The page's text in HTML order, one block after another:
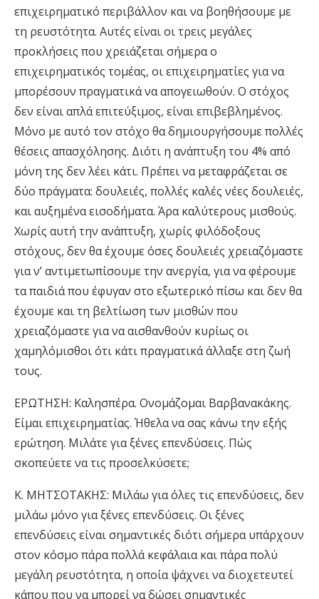
επιχειρηματικό περιβάλλον και να βοηθήσουμε με
τη ρευστότητα. Αυτές είναι οι τρεις μεγάλες
προκλήσεις που χρειάζεται σήμερα ο
επιχειρηματικός τομέας, οι επιχειρηματίες για να
μπορέσουν πραγματικά να απογειωθούν. Ο στόχος
δεν είναι απλά επιτεύξιμος, είναι επιβεβλημένος.
Μόνο με αυτό τον στόχο θα δημιουργήσουμε πολλές
θέσεις απασχόλησης. Διότι η ανάπτυξη του 4% από
μόνη της δεν λέει κάτι. Πρέπει να μεταφράζεται σε
δύο πράγματα: δουλειές, πολλές καλές νέες δουλειές,
και αυξημένα εισοδήματα. Άρα καλύτερους μισθούς.
Χωρίς αυτή την ανάπτυξη, χωρίς φιλόδοξους
στόχους, δεν θα έχουμε όσες δουλειές χρειαζόμαστε
για ν’ αντιμετωπίσουμε την ανεργία, για να φέρουμε
τα παιδιά που έφυγαν στο εξωτερικό πίσω και δεν θα
έχουμε και τη βελτίωση των μισθών που
χρειαζόμαστε για να αισθανθούν κυρίως οι
χαμηλόμισθοι ότι κάτι πραγματικά άλλαξε στη ζωή
τους.
ΕΡΩΤΗΣΗ: Καλησπέρα. Ονομάζομαι Βαρβανακάκης.
Είμαι επιχειρηματίας. Ήθελα να σας κάνω την εξής
ερώτηση. Μιλάτε για ξένες επενδύσεις. Πώς
σκοπεύετε να τις προσελκύσετε;
Κ. ΜΗΤΣΟΤΑΚΗΣ: Μιλάω για όλες τις επενδύσεις, δεν
μιλάω μόνο για ξένες επενδύσεις. Οι ξένες
επενδύσεις είναι σημαντικές διότι σήμερα υπάρχουν
στον κόσμο πάρα πολλά κεφάλαια και πάρα πολύ
μεγάλη ρευστότητα, η οποία ψάχνει να διοχετευτεί
κάπου που να μπορεί να δώσει σημαντικές